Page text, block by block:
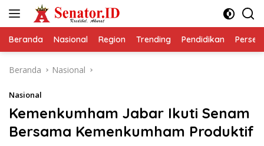
Beranda Nasional Region Trending Pendidikan
Beranda Nasional
Nasional
Kemenkumham Jabar Ikuti Senam
Bersama Kemenkumham Produktif